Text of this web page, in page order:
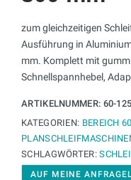
zum gleichzeitigen
Ausführung in
mm. Komplett mit
Schnellspannhebel,
ARTIKELNUMMER: 60-
KATEGORIEN: BEREICH
SCHLAGWÖRTER:
AUF MEINE